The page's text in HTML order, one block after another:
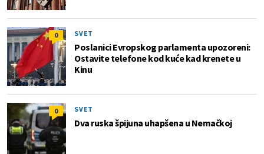
0 SVET
Poslanici Evropskog parlamenta upozoreni:
Ostavite telefone kod kuće kad krenete u
Kinu
0 SVET
Dva ruska špijuna uhapšena u Nemačkoj